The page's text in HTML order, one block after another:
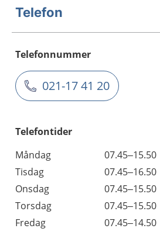
Telefon
Telefonnummer
021-17 41 20
Telefontider
Måndag
07.45–15.50
Tisdag
07.45–16.50
Onsdag
07.45–15.50
Torsdag
07.45–15.50
Fredag
07.45–14.50